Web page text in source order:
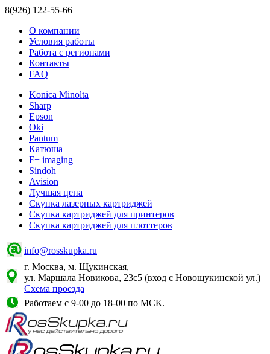
8(926) 122-55-66
О компании
Условия работы
Работа с регионами
Контакты
FAQ
Konica Minolta
Sharp
Epson
Oki
Pantum
Катюша
F+ imaging
Sindoh
Avision
Лучшая цена
Скупка лазерных картриджей
Скупка картриджей для принтеров
Скупка картриджей для плоттеров
info@rosskupka.ru
г. Москва, м. Щукинская,
ул. Маршала Новикова, 23с5 (вход с Новощукинской ул.)
Схема проезда
Работаем с 9-00 до 18-00 по МСК.